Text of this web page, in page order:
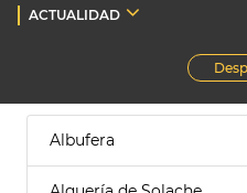
ACTUALIDAD
Albufera